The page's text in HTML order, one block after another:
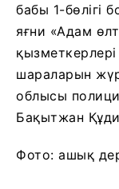
бабы 1-бөлігі
яғни «Адам
қызметкерлері
шараларын
облысы
Бақытжан
Фото: ашық